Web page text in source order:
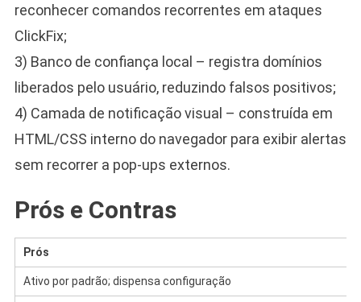
reconhecer comandos recorrentes em ataques
ClickFix;
3) Banco de confiança local – registra domínios
liberados pelo usuário, reduzindo falsos positivos;
4) Camada de notificação visual – construída em
HTML/CSS interno do navegador para exibir alertas
sem recorrer a pop-ups externos.
Prós e Contras
Prós
Ativo por padrão; dispensa configuração